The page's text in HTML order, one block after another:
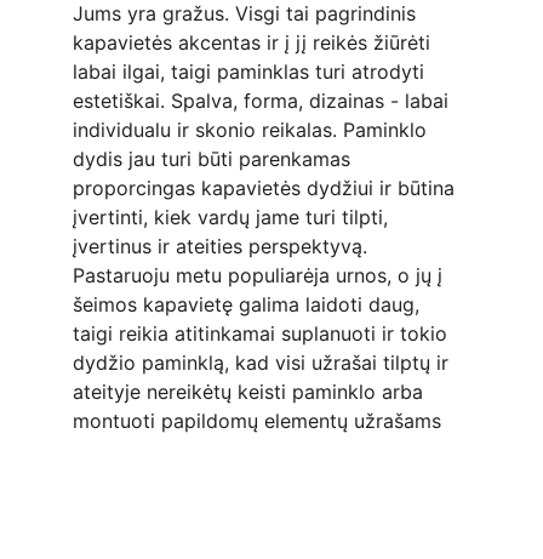
Jums yra gražus. Visgi tai pagrindinis
kapavietės akcentas ir į jį reikės žiūrėti
labai ilgai, taigi paminklas turi atrodyti
estetiškai. Spalva, forma, dizainas - labai
individualu ir skonio reikalas. Paminklo
dydis jau turi būti parenkamas
proporcingas kapavietės dydžiui ir būtina
įvertinti, kiek vardų jame turi tilpti,
įvertinus ir ateities perspektyvą.
Pastaruoju metu populiarėja urnos, o jų į
šeimos kapavietę galima laidoti daug,
taigi reikia atitinkamai suplanuoti ir tokio
dydžio paminklą, kad visi užrašai tilptų ir
ateityje nereikėtų keisti paminklo arba
montuoti papildomų elementų užrašams